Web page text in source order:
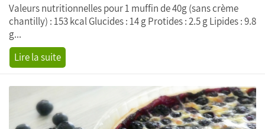
Valeurs nutritionnelles pour 1 muffin de 40g (sans crème
chantilly) : 153 kcal Glucides : 14 g Protides : 2.5 g Lipides : 9.8
g...
Lire la suite